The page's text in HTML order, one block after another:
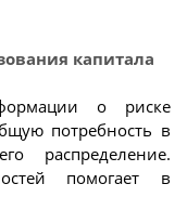
капитала
о риске
потребность в
распределение.
помогает в